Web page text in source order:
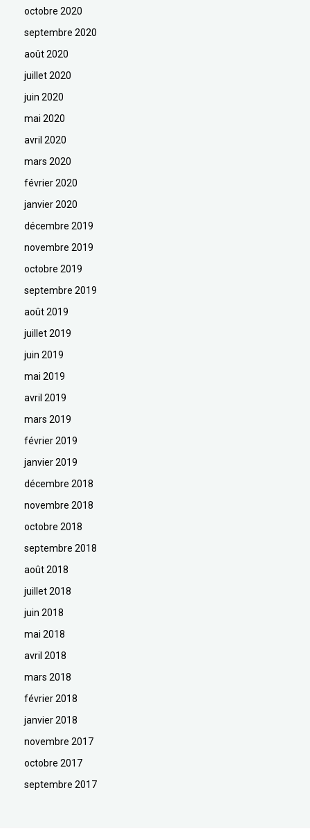
octobre 2020
septembre 2020
août 2020
juillet 2020
juin 2020
mai 2020
avril 2020
mars 2020
février 2020
janvier 2020
décembre 2019
novembre 2019
octobre 2019
septembre 2019
août 2019
juillet 2019
juin 2019
mai 2019
avril 2019
mars 2019
février 2019
janvier 2019
décembre 2018
novembre 2018
octobre 2018
septembre 2018
août 2018
juillet 2018
juin 2018
mai 2018
avril 2018
mars 2018
février 2018
janvier 2018
novembre 2017
octobre 2017
septembre 2017